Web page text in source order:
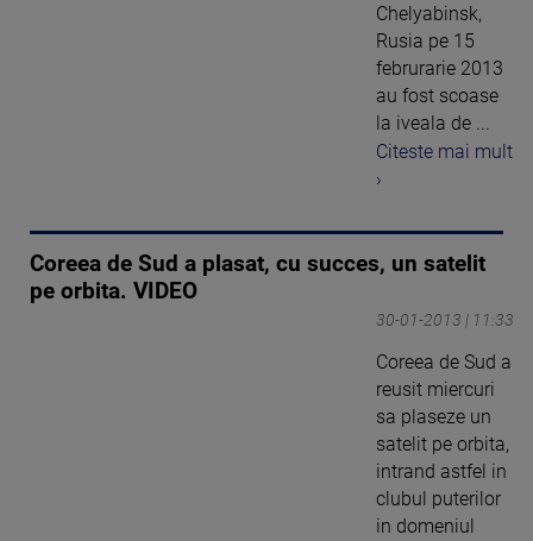
Chelyabinsk,
Rusia pe 15
februrarie 2013
au fost scoase
la iveala de ...
Citeste mai mult
›
Coreea de Sud a plasat, cu succes, un satelit
pe orbita. VIDEO
30-01-2013 | 11:33
Coreea de Sud a
reusit miercuri
sa plaseze un
satelit pe orbita,
intrand astfel in
clubul puterilor
in domeniul